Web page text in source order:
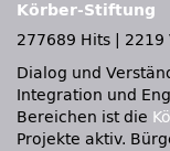
Körber-Stiftung
277689 Hits
2219
Dialog und
Integration und
Bereichen ist die
Projekte aktiv.